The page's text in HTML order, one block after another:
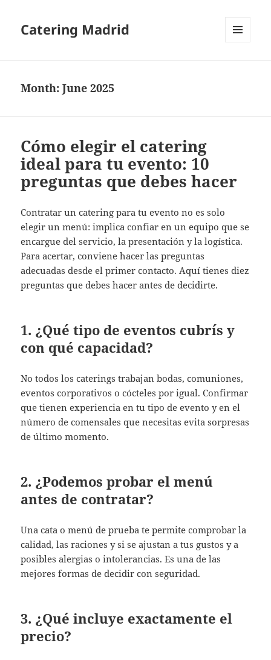
Catering Madrid
Month:June 2025
Cómo elegir el catering
ideal para tu evento: 10
preguntas que debes hacer
Contratar un catering para tu evento no es solo
elegir un menú: implica confiar en un equipo que se
encargue del servicio, la presentación y la logística.
Para acertar, conviene hacer las preguntas
adecuadas desde el primer contacto. Aquí tienes diez
preguntas que debes hacer antes de decidirte.
1. ¿Qué tipo de eventos cubrís y
con qué capacidad?
No todos los caterings trabajan bodas, comuniones,
eventos corporativos o cócteles por igual. Confirmar
que tienen experiencia en tu tipo de evento y en el
número de comensales que necesitas evita sorpresas
de último momento.
2. ¿Podemos probar el menú
antes de contratar?
Una cata o menú de prueba te permite comprobar la
calidad, las raciones y si se ajustan a tus gustos y a
posibles alergias o intolerancias. Es una de las
mejores formas de decidir con seguridad.
3. ¿Qué incluye exactamente el
precio?